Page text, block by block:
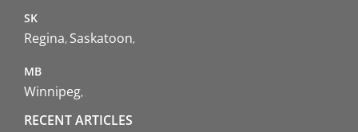
SK
Regina Saskatoon
MB
Winnipeg
RECENT ARTICLES